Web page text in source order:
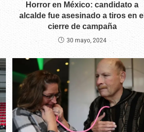
Horror en México: candidato a
alcalde fue asesinado a tiros en el
cierre de campaña
30 mayo, 2024